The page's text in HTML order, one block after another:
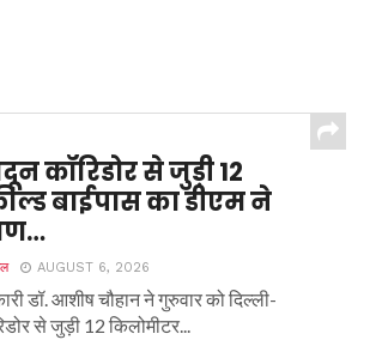
कॉरिडोर से जुड़ी 12
बाईपास का डीएम ने
AUGUST 6, 2026
डॉ. आशीष चौहान ने गुरुवार को दिल्ली-
से जुड़ी 12 किलोमीटर...